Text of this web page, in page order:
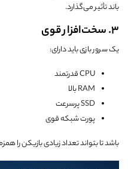
باند تأثیر می‌گذارد.
3. سخت‌افزار قوی
یک سرور بازی باید دارای:
CPU قدرتمند
RAM بالا
SSD پرسرعت
پورت شبکه قوی
باشد تا بتواند تعداد زیادی بازیکن را